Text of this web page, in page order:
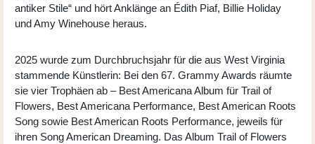
antiker Stile“ und hört Anklänge an Édith Piaf, Billie Holiday
und Amy Winehouse heraus.
2025 wurde zum Durchbruchsjahr für die aus West Virginia
stammende Künstlerin: Bei den 67. Grammy Awards räumte
sie vier Trophäen ab – Best Americana Album für Trail of
Flowers, Best Americana Performance, Best American Roots
Song sowie Best American Roots Performance, jeweils für
ihren Song American Dreaming. Das Album Trail of Flowers